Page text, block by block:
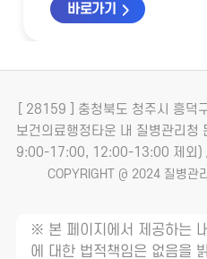
바로가기
[ 28159 ] 충청북도 청주시 흥덕
보건의료행정타운 내 질병관리청
9:00-17:00, 12:00-13:00 제외)
COPYRIGHT @ 2024 질병관
※ 본 페이지에서 제공하는
에 대한 법적책임은 없음을